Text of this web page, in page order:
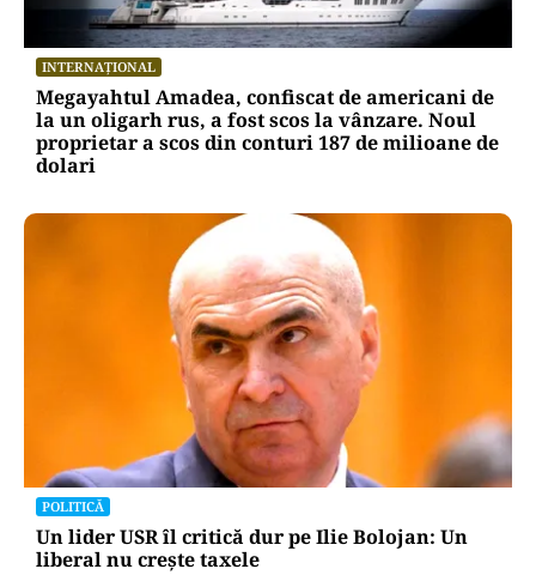
INTERNAȚIONAL
Megayahtul Amadea, confiscat de americani de
la un oligarh rus, a fost scos la vânzare. Noul
proprietar a scos din conturi 187 de milioane de
dolari
POLITICĂ
Un lider USR îl critică dur pe Ilie Bolojan: Un
liberal nu crește taxele